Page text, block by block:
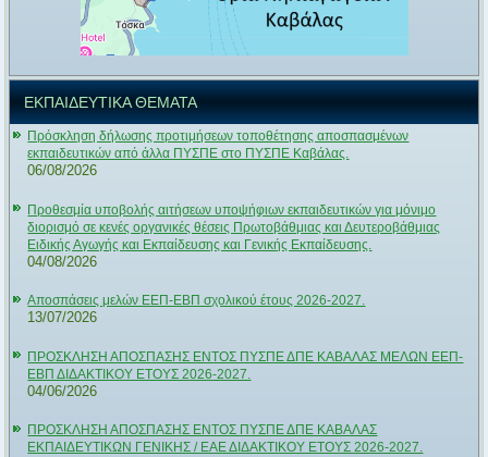
ΕΚΠΑΙΔΕΥΤΙΚΑ ΘΕΜΑΤΑ
Πρόσκληση δήλωσης προτιμήσεων τοποθέτησης αποσπασμένων
εκπαιδευτικών από άλλα ΠΥΣΠΕ στο ΠΥΣΠΕ Καβάλας.
06/08/2026
Προθεσμία υποβολής αιτήσεων υποψήφιων εκπαιδευτικών για μόνιμο
διορισμό σε κενές οργανικές θέσεις Πρωτοβάθμιας και Δευτεροβάθμιας
Ειδικής Αγωγής και Εκπαίδευσης και Γενικής Εκπαίδευσης.
04/08/2026
Αποσπάσεις μελών ΕΕΠ-ΕΒΠ σχολικού έτους 2026-2027.
13/07/2026
ΠΡΟΣΚΛΗΣΗ ΑΠΟΣΠΑΣΗΣ ΕΝΤΟΣ ΠΥΣΠΕ ΔΠΕ ΚΑΒΑΛΑΣ ΜΕΛΩΝ ΕΕΠ-
ΕΒΠ ΔΙΔΑΚΤΙΚΟΥ ΕΤΟΥΣ 2026-2027.
04/06/2026
ΠΡΟΣΚΛΗΣΗ ΑΠΟΣΠΑΣΗΣ ΕΝΤΟΣ ΠΥΣΠΕ ΔΠΕ ΚΑΒΑΛΑΣ
ΕΚΠΑΙΔΕΥΤΙΚΩΝ ΓΕΝΙΚΗΣ / ΕΑΕ ΔΙΔΑΚΤΙΚΟΥ ΕΤΟΥΣ 2026-2027.